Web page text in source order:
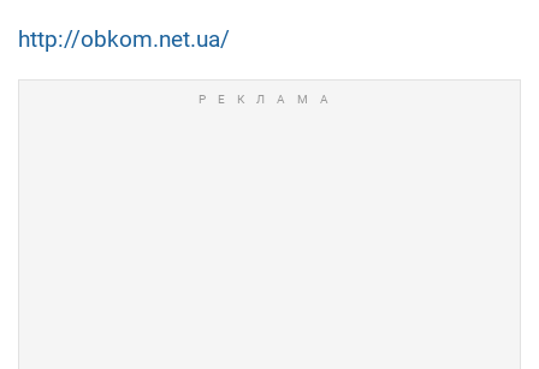
http://obkom.net.ua/